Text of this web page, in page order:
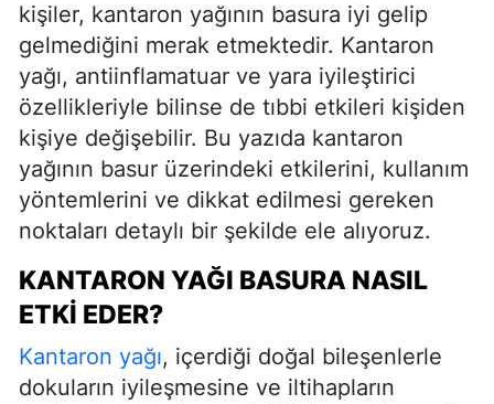
kişiler, kantaron yağının basura iyi gelip
gelmediğini merak etmektedir. Kantaron
yağı, antiinflamatuar ve yara iyileştirici
özellikleriyle bilinse de tıbbi etkileri kişiden
kişiye değişebilir. Bu yazıda kantaron
yağının basur üzerindeki etkilerini, kullanım
yöntemlerini ve dikkat edilmesi gereken
noktaları detaylı bir şekilde ele alıyoruz.
KANTARON YAĞI BASURA NASIL
ETKI EDER?
Kantaron yağı, içerdiği doğal bileşenlerle
dokuların iyileşmesine ve iltihapların